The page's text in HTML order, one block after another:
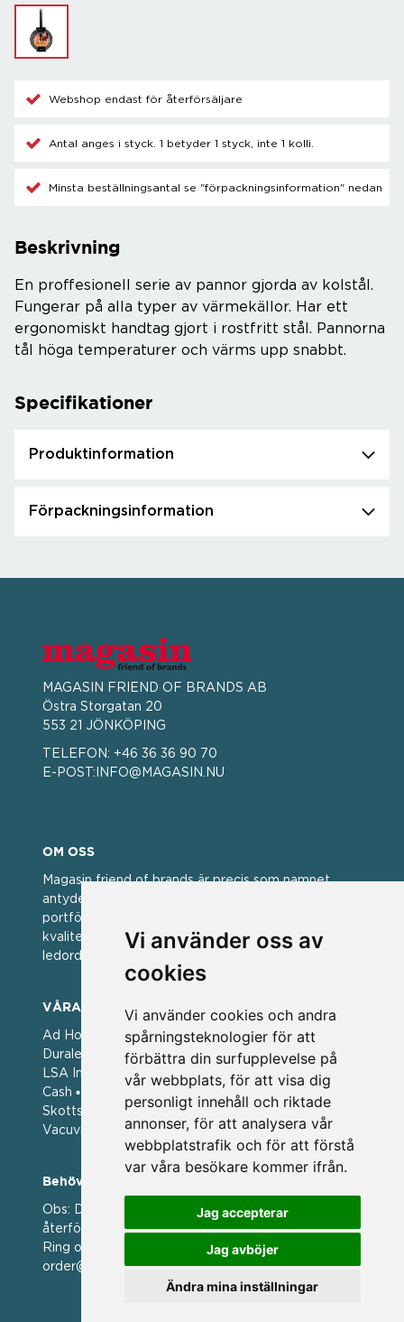
Vi använder oss av
cookies
Vi använder cookies och andra
spårningsteknologier för att
förbättra din surfupplevelse på
vår webbplats, för att visa dig
personligt innehåll och riktade
annonser, för att analysera vår
webbplatstrafik och för att förstå
var våra besökare kommer ifrån.
Jag accepterar
Jag avböjer
Ändra mina inställningar
Webshop endast för återförsäljare
Antal anges i styck. 1 betyder 1 styck, inte 1 kolli.
Minsta beställningsantal se "förpackningsinformation" nedan
Beskrivning
En proffesionell serie av pannor gjorda av kolstål.
Fungerar på alla typer av värmekällor. Har ett
ergonomiskt handtag gjort i rostfritt stål. Pannorna
tål höga temperaturer och värms upp snabbt.
Specifikationer
Produktinformation
Förpackningsinformation
MAGASIN FRIEND OF BRANDS AB
Östra Storgatan 20
553 21 JÖNKÖPING
TELEFON: +46 36 36 90 70
E-POST: INFO@MAGASIN.NU
OM OSS
Magasin friend of brands är precis som namnet
antyder; en vän av varumärken. Vi har idag en stor
portfölj med välkända varumärken med hög
kvalitet. För oss har kvalitet alltid varit ett av
ledorden och som styrt vår verksamhet.
VÅRA VARUMÄRKEN
Ad Hoc ▪ Bialetti ▪ Cole & Mason ▪ Caps Me ▪
Duralex ▪ Forged ▪ G3 Ferrari ▪ Ken Hom ▪ Kilner ▪
LSA International ▪ Laguiole Style de Vie ▪ Mason
Cash ▪ Pintinox ▪ Plate-it ▪ Price and Kengsington ▪
Skottsberg ▪ Scandinavian Home ▪ Style de Vie ▪
Vacuvin ▪ Viners ▪ Zack ▪ Zyliss
Behöver du hjälp att beställa?
Obs: Detta är en webshop enbart för våra
återförsäljare.
Ring oss på 036 369070 eller mejla till oss på
order@magasin.nu